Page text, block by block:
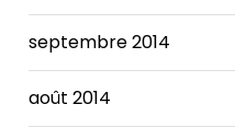
septembre 2014
août 2014